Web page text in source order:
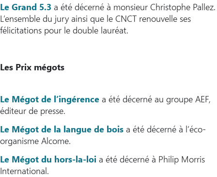
Le Grand 5.3 a été décerné à monsieur Christophe Pallez.
L’ensemble du jury ainsi que le CNCT renouvelle ses
félicitations pour le double lauréat.
Les Prix mégots
Le Mégot de l’ingérence a été décerné au groupe AEF,
éditeur de presse.
Le Mégot de la langue de bois a été décerné à l’éco-
organisme Alcome.
Le Mégot du hors-la-loi a été décerné à Philip Morris
International.